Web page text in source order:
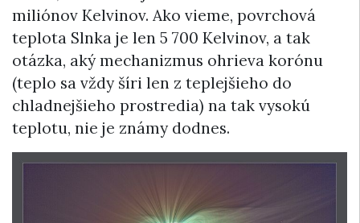
miliónov Kelvinov. Ako vieme, povrchová
teplota Slnka je len 5 700 Kelvinov, a tak
otázka, aký mechanizmus ohrieva korónu
(teplo sa vždy šíri len z teplejšieho do
chladnejšieho prostredia) na tak vysokú
teplotu, nie je známy dodnes.